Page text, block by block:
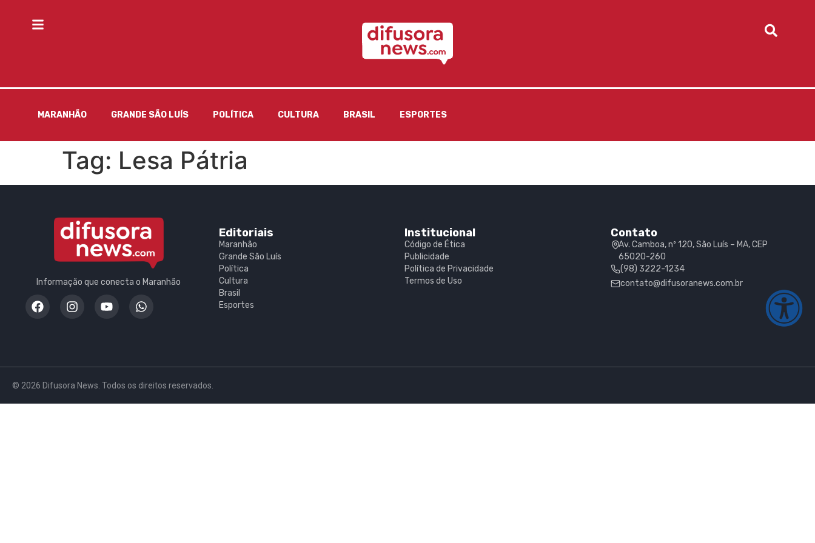
MARANHÃO GRANDE SÃO LUÍS POLÍTICA CULTURA BRASIL ESPORTES
Tag: Lesa Pátria
Informação que conecta o Maranhão
Editoriais
Maranhão
Grande São Luís
Política
Cultura
Brasil
Esportes
Institucional
Código de Ética
Publicidade
Política de Privacidade
Termos de Uso
Contato
Av. Camboa, nº 120, São Luís – MA, CEP
65020-260
(98) 3222-1234
contato@difusoranews.com.br
© 2026 Difusora News. Todos os direitos reservados.